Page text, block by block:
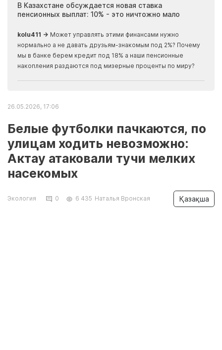
В Казахстане обсуждается новая ставка
пенсионных выплат: 10% - это ничтожно мало
kolu411 → Может управлять этими финансами нужно
нормально а не давать друзьям-знакомым под 2%? Почему
мы в банке берем кредит под 18% а наши пенсионные
накопления раздаются под мизерные проценты по миру?
26.05.2026, 17:06
Белые футболки пачкаются, по
улицам ходить невозможно:
Актау атаковали тучи мелких
насекомых
Экология 0 6 435 Наталья Вронская Қазақша